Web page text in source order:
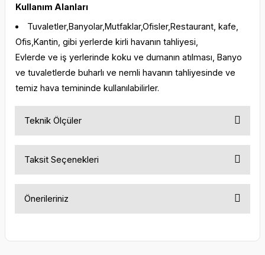
Kullanım Alanları
Tuvaletler,Banyolar,Mutfaklar,Ofisler,Restaurant, kafe,
Ofis,Kantin, gibi yerlerde kirli havanın tahliyesi,
Evlerde ve iş yerlerinde koku ve dumanın atılması, Banyo
ve tuvaletlerde buharlı ve nemli havanın tahliyesinde ve
temiz hava temininde kullanılabilirler.
Teknik Ölçüler
Taksit Seçenekleri
Önerileriniz